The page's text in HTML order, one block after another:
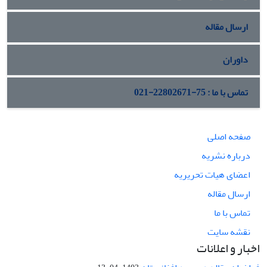
ارسال مقاله
داوران
تماس با ما : 75-22802671-021
صفحه اصلی
درباره نشریه
اعضای هیات تحریریه
ارسال مقاله
تماس با ما
نقشه سایت
اخبار و اعلانات